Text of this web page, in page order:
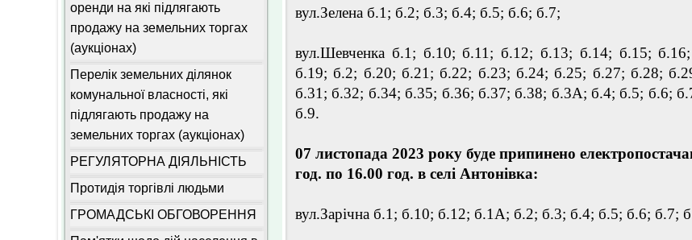
оренди на які підлягають
продажу на земельних торгах
(аукціонах)
Перелік земельних ділянок
комунальної власності, які
підлягають продажу на
земельних торгах (аукціонах)
РЕГУЛЯТОРНА ДІЯЛЬНІСТЬ
Протидія торгівлі людьми
ГРОМАДСЬКІ ОБГОВОРЕННЯ
вул.Зелена б.1; б.2; б.3; б.4; б.5; б.6; б.7;
вул.Шевченка б.1; б.10; б.11; б.12; б.13; б.14; б.15;
б.19; б.2; б.20; б.21; б.22; б.23; б.24; б.25; б.27; б.28;
б.31; б.32; б.34; б.35; б.36; б.37; б.38; б.3А; б.4; б.5; б.6;
б.9.
07 листопада 2023 року буде припинено
год. по 16.00 год. в селі Антонівка:
вул.Зарічна б.1; б.10; б.12; б.1А; б.2; б.3; б.4; б.5; б.6; б.7;